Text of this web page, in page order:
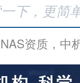
资质，中